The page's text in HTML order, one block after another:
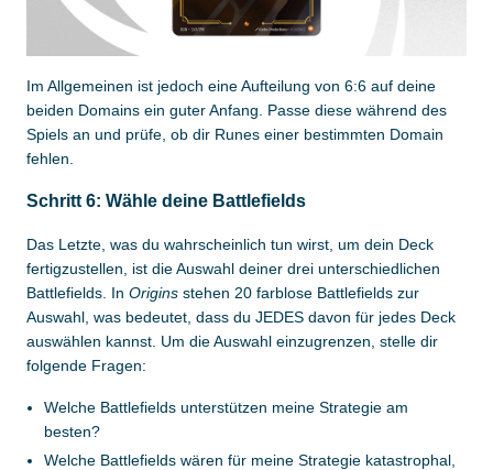
Im Allgemeinen ist jedoch eine Aufteilung von 6:6 auf deine
beiden Domains ein guter Anfang. Passe diese während des
Spiels an und prüfe, ob dir Runes einer bestimmten Domain
fehlen.
Schritt 6: Wähle deine Battlefields
Das Letzte, was du wahrscheinlich tun wirst, um dein Deck
fertigzustellen, ist die Auswahl deiner drei unterschiedlichen
Battlefields. In Origins stehen 20 farblose Battlefields zur
Auswahl, was bedeutet, dass du JEDES davon für jedes Deck
auswählen kannst. Um die Auswahl einzugrenzen, stelle dir
folgende Fragen:
Welche Battlefields unterstützen meine Strategie am
besten?
Welche Battlefields wären für meine Strategie katastrophal,